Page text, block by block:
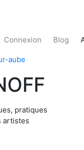
Connexion Blog
aube
pratiques
artistes